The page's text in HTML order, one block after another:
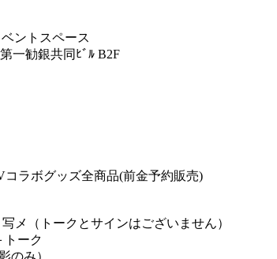
ントスペース
一勧銀共同ﾋﾞﾙ B2F
コラボグッズ全商品(前金予約販売)
メ（トークとサインはございません）
ーク
のみ）